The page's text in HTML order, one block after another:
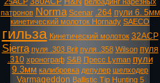
патронов Norma Scenar .264 пули 6. 5мм
кинетический молоток Hornady SAECO
гильза Кинетический молоток 32ACP
Sierra пуля .303 Brit пуля .358 Wilson пуля
.310 хронограф S&B Пресс Lyman пули
9.3мм калибровка депулер шелходер
Varmageddon Ballistic Tip Hunting 5